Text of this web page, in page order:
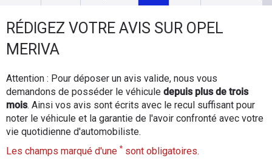
Essais
d'achat
Electriques
RÉDIGEZ VOTRE AVIS SUR OPEL
MERIVA
Attention : Pour déposer un avis valide, nous vous
demandons de posséder le véhicule depuis plus de trois
mois. Ainsi vos avis sont écrits avec le recul suffisant pour
noter le véhicule et la garantie de l'avoir confronté avec votre
vie quotidienne d'automobiliste.
Les champs marqué d'une * sont obligatoires.